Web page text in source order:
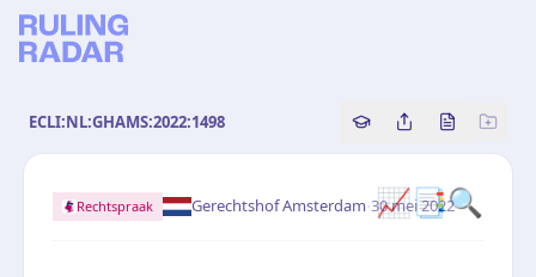
ECLI:NL:GHAMS:2022:1498 Copy source
Share this
Bekijk
📈📑🔍
Rechtspraak Gerechtshof Amsterdam·30 mei 2022